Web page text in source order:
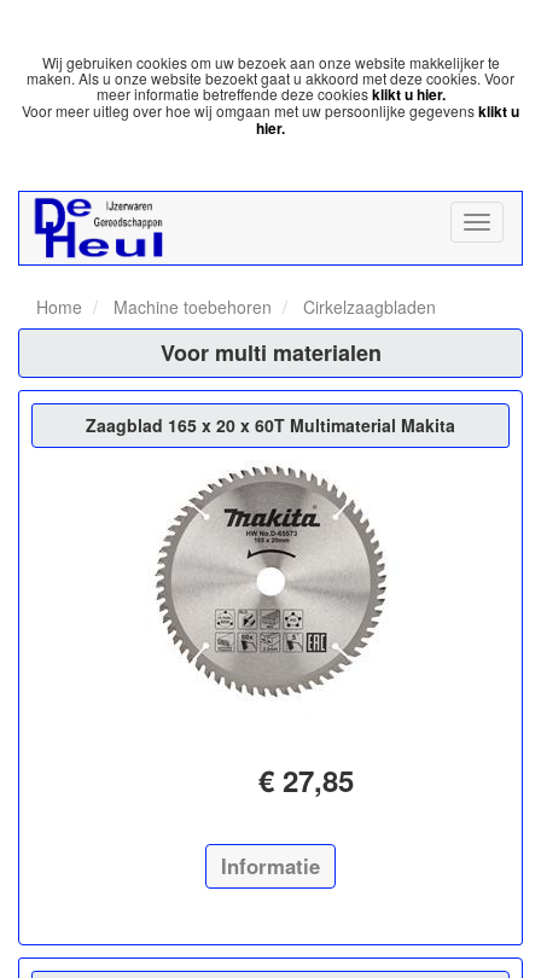
Wij gebruiken cookies om uw bezoek aan onze website makkelijker te
maken. Als u onze website bezoekt gaat u akkoord met deze cookies. Voor
meer informatie betreffende deze cookiesklikt u hier.
Voor meer uitleg over hoe wij omgaan met uw persoonlijke gegevensklikt u
hier.
Home Machine toebehoren Cirkelzaagbladen
Voor multi materialen
Zaagblad 165 x 20 x 60T Multimaterial Makita
€ 27,85
Informatie